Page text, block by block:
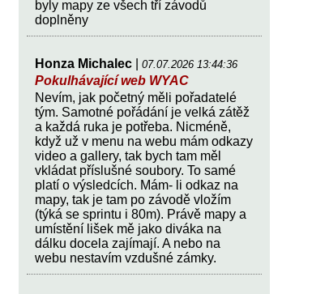
byly mapy ze všech tří závodů
doplněny
Honza Michalec 07.07.2026 13:44:36
Pokulhávající web WYAC
Nevím, jak početný měli pořadatelé
tým. Samotné pořádání je velká zátěž
a každá ruka je potřeba. Nicméně,
když už v menu na webu mám odkazy
video a gallery, tak bych tam měl
vkládat příslušné soubory. To samé
platí o výsledcích. Mám- li odkaz na
mapy, tak je tam po závodě vložím
(týká se sprintu i 80m). Právě mapy a
umístění lišek mě jako diváka na
dálku docela zajímají. A nebo na
webu nestavím vzdušné zámky.